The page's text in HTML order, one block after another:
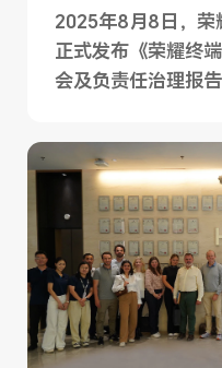
2025年8月8日，荣
正式发布《荣耀终
会及负责任治理报